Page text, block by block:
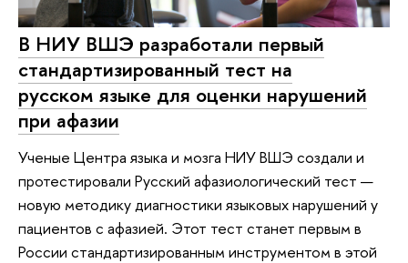
В НИУ ВШЭ разработали первый
стандартизированный тест на
русском языке для оценки нарушений
при афазии
Ученые Центра языка и мозга НИУ ВШЭ создали и
протестировали Русский афазиологический тест —
новую методику диагностики языковых нарушений у
пациентов с афазией. Этот тест станет первым в
России стандартизированным инструментом в этой